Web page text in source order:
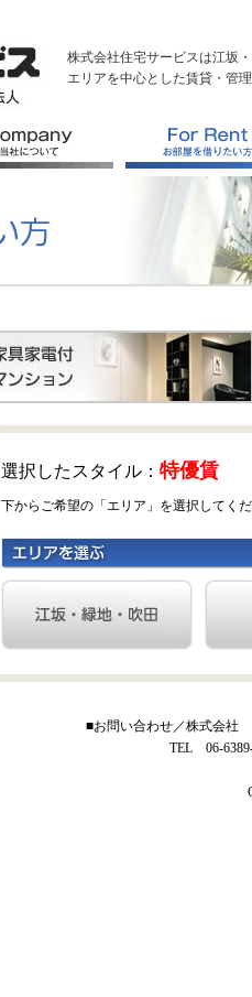
株式会社住宅サービスは江坂
エリアを中心とした賃貸・管
選択したスタイル： 特優賃
下からご希望の「エリア」を選択してく
■お問い合わせ／株式会
TEL 06-